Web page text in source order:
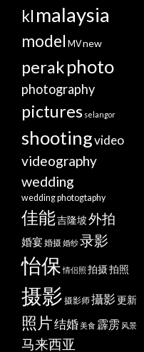
kl malaysia
model MVnew
perakphoto
photography
pictures selangor
shootingvideo
videography
wedding
wedding photogtaphy
佳能吉隆坡外拍
婚宴婚摄婚纱录影
怡保 情侣照 拍摄拍照
摄影 摄影师攝影更新
照片结婚美食 霹雳 风景
马来西亚